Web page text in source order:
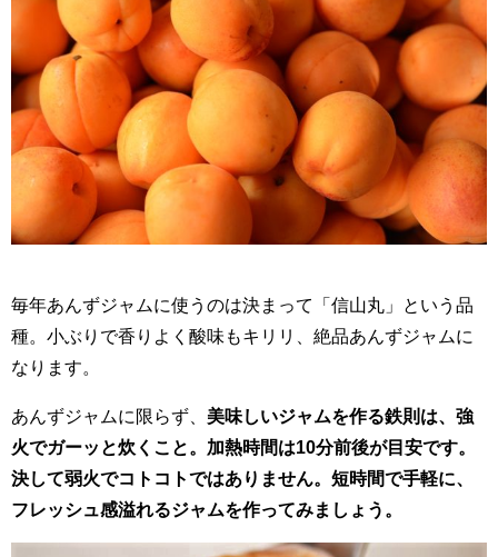
毎年あんずジャムに使うのは決まって「信山丸」という品
種。小ぶりで香りよく酸味もキリリ、絶品あんずジャムに
なります。
あんずジャムに限らず、 美味しいジャムを作る鉄則は、強
火でガーッと炊くこと。加熱時間は10分前後が目安です。
決して弱火でコトコトではありません。短時間で手軽に、
フレッシュ感溢れるジャムを作ってみましょう。